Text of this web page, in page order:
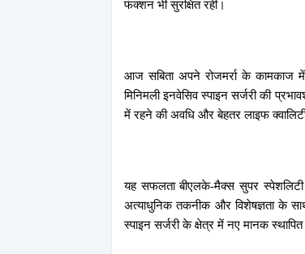
फंक्शन भी सुरक्षित रही।
आज सबिता अपने रोजमर्रा के कामकाज
मिनिमली इनवेसिव स्पाइन सर्जरी की
में रहने की अवधि और बेहतर लाइफ
यह सफलता बीएलके-मैक्स सुपर
अत्याधुनिक तकनीक और विशेषज्ञता के
स्पाइन सर्जरी के क्षेत्र में नए मानक